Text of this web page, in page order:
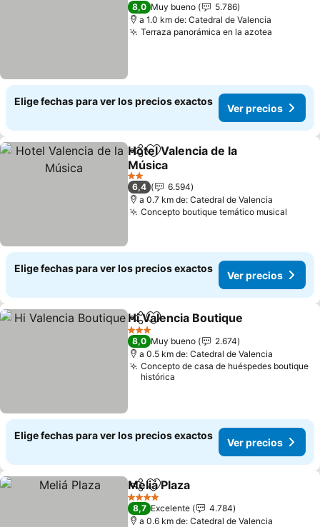
8,0 Muy bueno
5.786
a 1.0 km de: Catedral de Valencia
Terraza panorámica en la azotea
Elige fechas para ver los precios exactos
Ver precios
CompartirAgregar a favoritos
Hotel Valencia de la
Música
Ver precios
2 Estrellas
6,4
6.594
a 0.7 km de: Catedral de Valencia
Concepto boutique temático musical
Elige fechas para ver los precios exactos
Ver precios
CompartirAgregar a favoritos
Hi Valencia Boutique
3 Estrellas
8,0 Muy bueno
2.674
a 0.5 km de: Catedral de Valencia
Concepto de casa de huéspedes boutique
histórica
Elige fechas para ver los precios exactos
Ver precios
CompartirAgregar a favoritos
Meliá Plaza
4 Estrellas
8,7 Excelente
4.784
a 0.6 km de: Catedral de Valencia